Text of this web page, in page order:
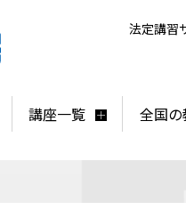
講座一覧 全国の
法定講習